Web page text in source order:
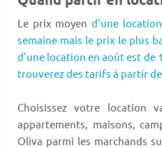
Le prix moyend'une
semaine mais le prix le plus
d'une location en août est de
trouverez des tarifs à partir de
Choisissez votre location
appartements, maisons,
Oliva parmi les marchands